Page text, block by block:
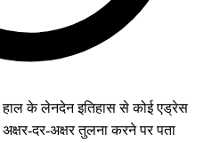
के लेनदेन इतिहास से कोई एड्रेस
दर-अक्षर तुलना करने पर पता